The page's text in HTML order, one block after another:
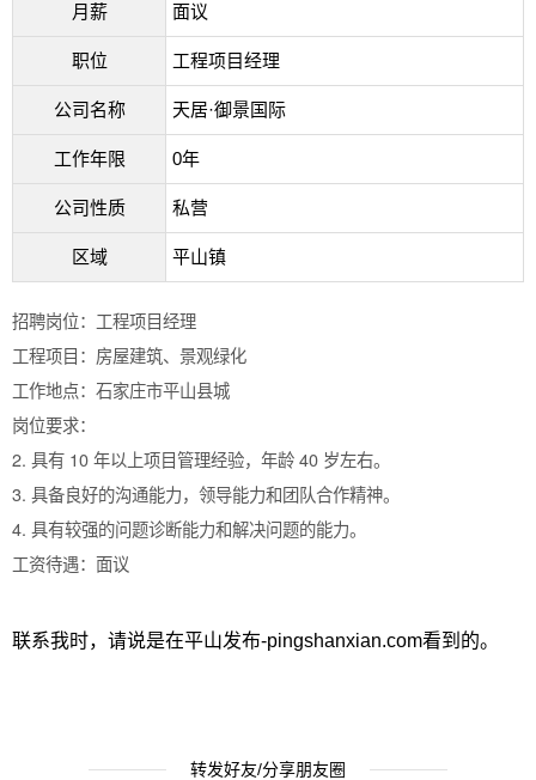
月薪 面议
职位 工程项目经理
公司名称 天居·御景国际
工作年限 0年
公司性质 私营
区域 平山镇
招聘岗位：工程项目经理
工程项目：房屋建筑、景观绿化
工作地点：石家庄市平山县城
岗位要求：
2. 具有 10 年以上项目管理经验，年龄 40 岁左右。
3. 具备良好的沟通能力，领导能力和团队合作精神。
4. 具有较强的问题诊断能力和解决问题的能力。
工资待遇：面议
联系我时，请说是在平山发布-pingshanxian.com看到的。
转发好友/分享朋友圈